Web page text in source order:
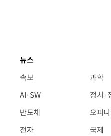
뉴스
속보
AI·SW
반도체
전자
과학
정치·
오피니
국제